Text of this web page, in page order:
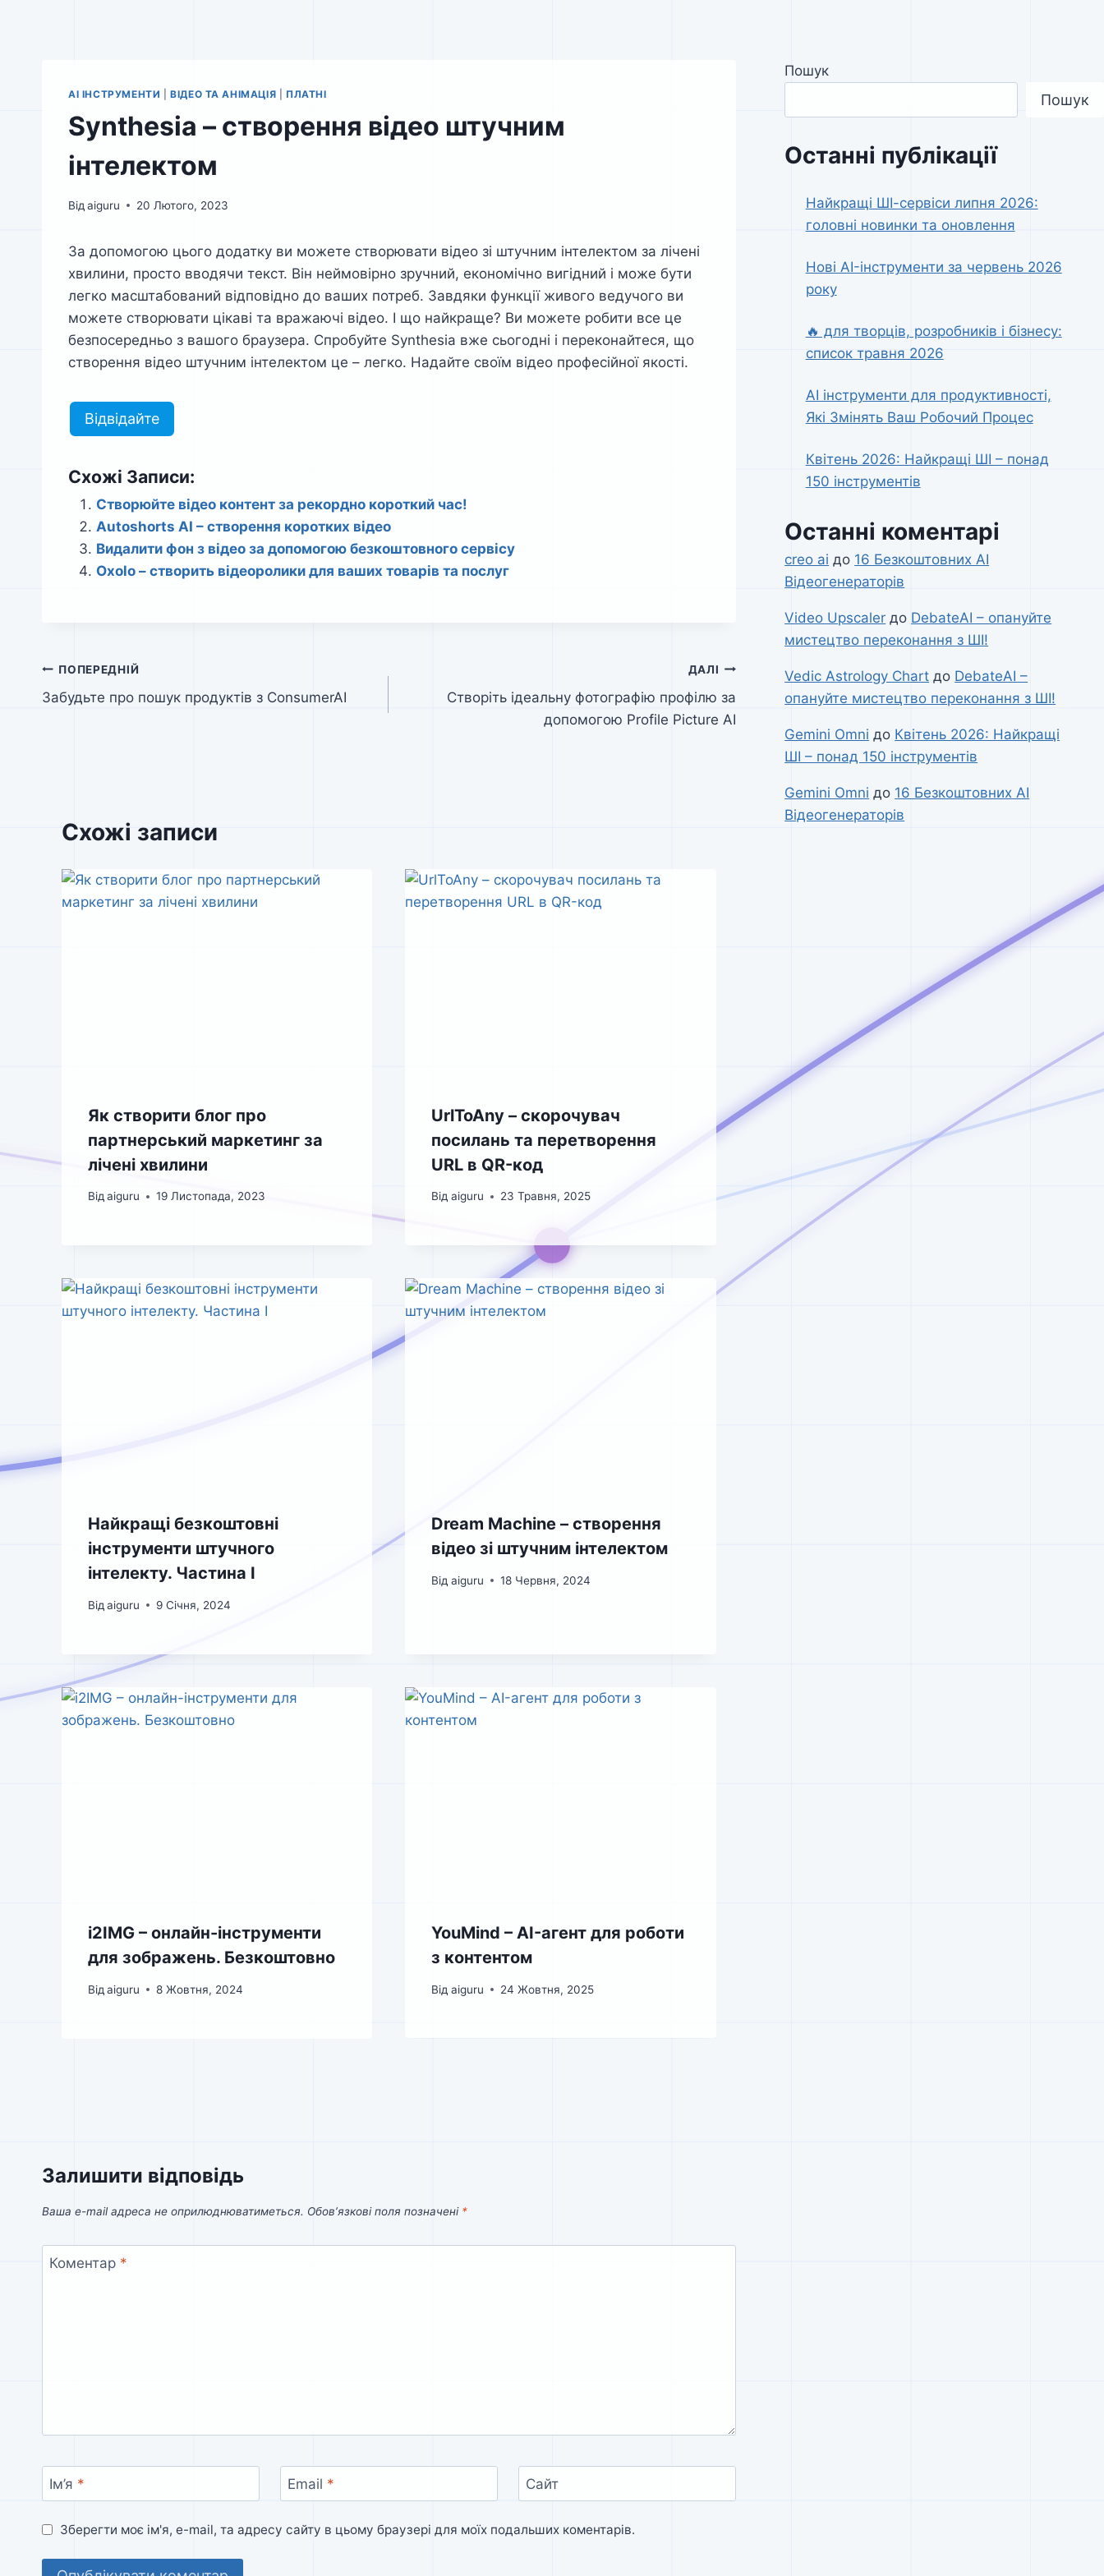
AI ІНСТРУМЕНТИ |ВІДЕО ТА АНІМАЦІЯ ПЛАТНІ
Synthesia – створення відео штучним
інтелектом
Від aiguru 20 Лютого, 2023
За допомогою цього додатку ви можете створювати відео зі штучним інтелектом за лічені
хвилини, просто вводячи текст. Він неймовірно зручний, економічно вигідний і може бути
легко масштабований відповідно до ваших потреб. Завдяки функції живого ведучого ви
можете створювати цікаві та вражаючі відео. І що найкраще? Ви можете робити все це
безпосередньо з вашого браузера. Спробуйте Synthesia вже сьогодні і переконайтеся, що
створення відео штучним інтелектом це – легко. Надайте своїм відео професійної якості.
Відвідайте
Схожі Записи:
Створюйте відео контент за рекордно короткий час!
Autoshorts AI – створення коротких відео
Видалити фон з відео за допомогою безкоштовного сервісу
Oxolo – створить відеоролики для ваших товарів та послуг
Навігація
записів
ПОПЕРЕДНІЙ
Забудьте про пошук продуктів з ConsumerAI
ДАЛІ
Створіть ідеальну фотографію профілю за
допомогою Profile Picture AI
Схожі записи
Як створити блог про
партнерський маркетинг за
лічені хвилини
Від aiguru 19 Листопада, 2023
UrlToAny – скорочувач
посилань та перетворення
URL в QR-код
Від aiguru 23 Травня, 2025
Найкращі безкоштовні
інструменти штучного
інтелекту. Частина I
Від aiguru 9 Січня, 2024
Dream Machine – створення
відео зі штучним інтелектом
Від aiguru 18 Червня, 2024
i2IMG – онлайн-інструменти
для зображень. Безкоштовно
Від aiguru 8 Жовтня, 2024
YouMind – AI-агент для роботи
з контентом
Від aiguru 24 Жовтня, 2025
Залишити відповідь
Ваша e-mail адреса не оприлюднюватиметься. Обов’язкові поля позначені *
Коментар *
Ім’я * Email * Сайт
Зберегти моє ім'я, e-mail, та адресу сайту в цьому браузері для моїх подальших коментарів.
Пошук
Пошук
Останні публікації
Найкращі ШІ-сервіси липня 2026:
головні новинки та оновлення
Нові AI-інструменти за червень 2026
року
🔥 для творців, розробників і бізнесу:
список травня 2026
AI інструменти для продуктивності,
Які Змінять Ваш Робочий Процес
Квітень 2026: Найкращі ШІ – понад
150 інструментів
Останні коментарі
creo ai до 16 Безкоштовних AI
Відеогенераторів
Video Upscaler до DebateAI – опануйте
мистецтво переконання з ШІ!
Vedic Astrology Chart до DebateAI –
опануйте мистецтво переконання з ШІ!
Gemini Omni до Квітень 2026: Найкращі
ШІ – понад 150 інструментів
Gemini Omni до 16 Безкоштовних AI
Відеогенераторів